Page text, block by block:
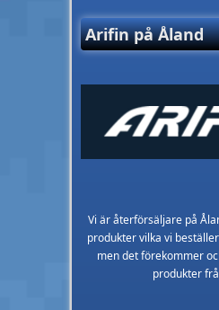
Arifin på Åland
Vi är återförsäljare på
produkter vilka vi
men det förekommer
produkter